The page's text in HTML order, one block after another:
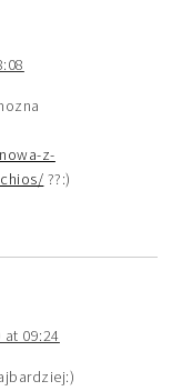
z-
??:)
09:24